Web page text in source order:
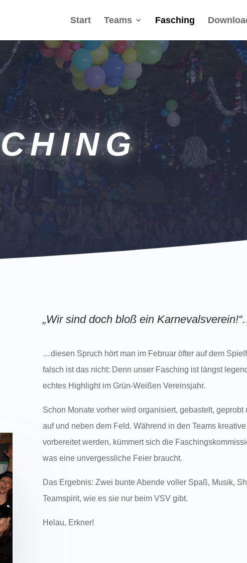
Start Teams Fasching
„Wir sind doch bloß ein
…diesen Spruch hört man im Februar öfter auf dem
falsch ist das nicht: Denn unser Fasching ist längst
echtes Highlight im Grün-Weißen Vereinsjahr.
Schon Monate vorher wird organisiert, gebastelt, geprobt
auf und neben dem Feld. Während in den Teams kreative
vorbereitet werden, kümmert sich die
was eine unvergessliche Feier braucht.
Das Ergebnis: Zwei bunte Abende voller Spaß, Musik,
Teamspirit, wie es sie nur beim VSV gibt.
Helau, Erkner!